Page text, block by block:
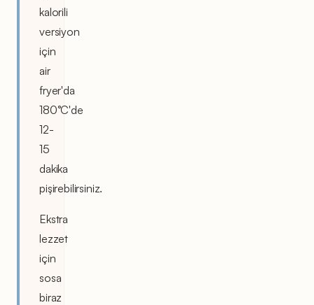
kalorili
versiyon
için
air
fryer'da
180°C'de
12-
15
dakika
pişirebilirsiniz.
Ekstra
lezzet
için
sosa
biraz